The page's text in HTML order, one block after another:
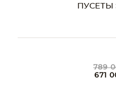
ПУСЕТЫ
789
671